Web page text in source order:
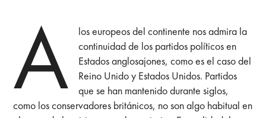
A
los europeos del continente nos admira la
continuidad de los partidos políticos en
Estados anglosajones, como es el caso del
Reino Unido y Estados Unidos. Partidos
que se han mantenido durante siglos,
como los conservadores británicos, no son algo habitual en